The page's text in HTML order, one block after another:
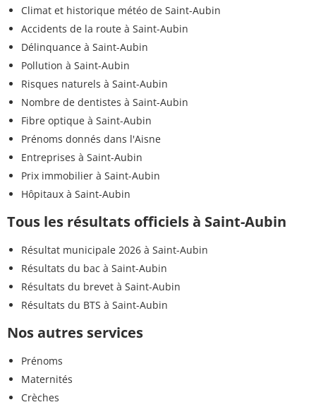
Climat et historique météo de Saint-Aubin
Accidents de la route à Saint-Aubin
Délinquance à Saint-Aubin
Pollution à Saint-Aubin
Risques naturels à Saint-Aubin
Nombre de dentistes à Saint-Aubin
Fibre optique à Saint-Aubin
Prénoms donnés dans l'Aisne
Entreprises à Saint-Aubin
Prix immobilier à Saint-Aubin
Hôpitaux à Saint-Aubin
Tous les résultats officiels à Saint-Aubin
Résultat municipale 2026 à Saint-Aubin
Résultats du bac à Saint-Aubin
Résultats du brevet à Saint-Aubin
Résultats du BTS à Saint-Aubin
Nos autres services
Prénoms
Maternités
Crèches